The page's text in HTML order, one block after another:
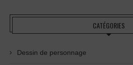
CATÉGORIES
Dessin de personnage